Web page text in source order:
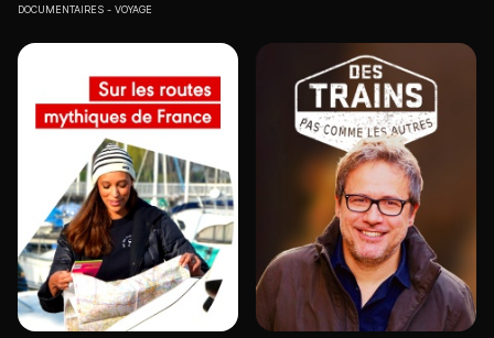
DOCUMENTAIRES VOYAGE